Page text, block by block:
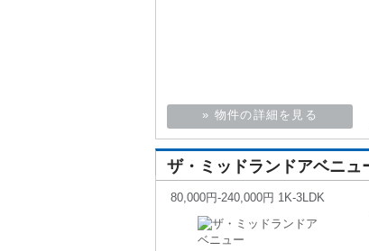
» 物件の詳細を見る
ザ・ミッドランドアベニュ
80,000円-240,000円 1K-3LDK